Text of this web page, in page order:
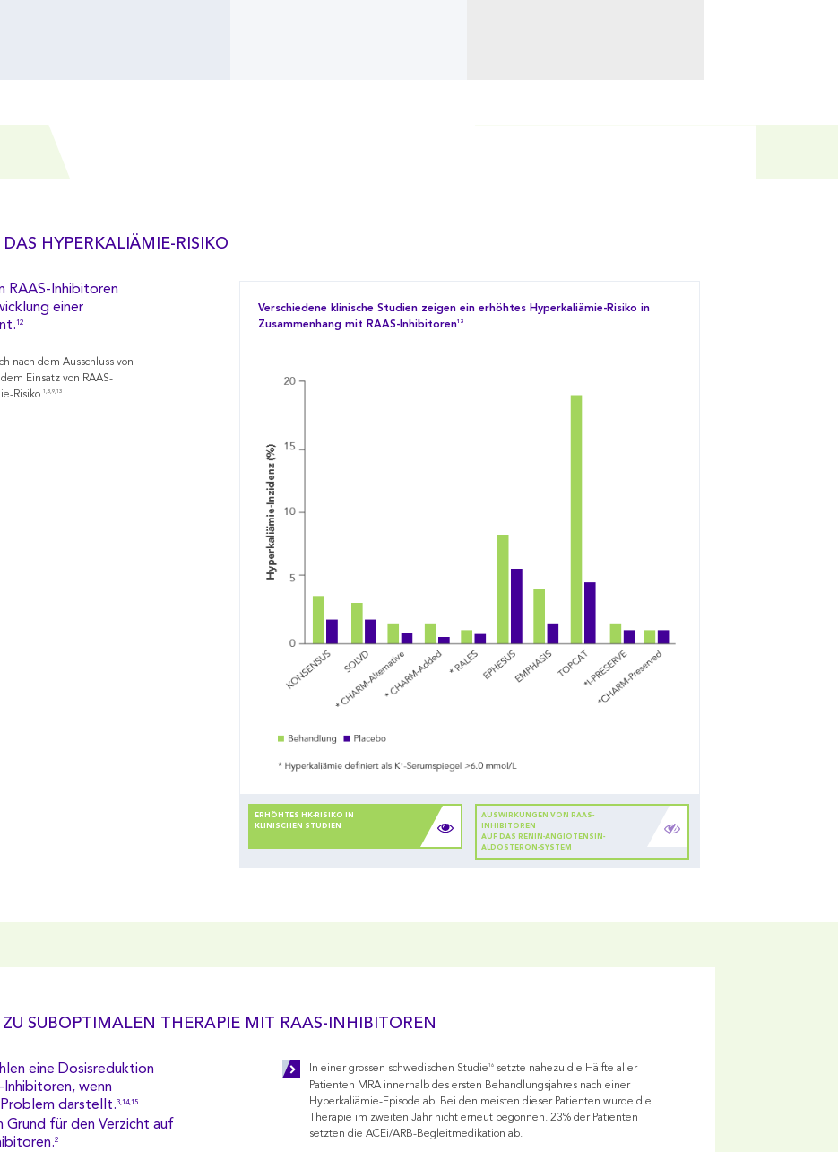
HYPERKALIÄMIE-RISIKO
RAAS-Inhibitoren
einer
12
nach dem Ausschluss von
Einsatz von RAAS-
Risiko.1,8,9,13
Verschiedene klinische Studien zeigen ein erhöhtes Hyperkaliämie-Risiko in
Zusammenhang mit RAAS-Inhibitoren13
ERHÖHTES HK-RISIKO IN
KLINISCHEN STUDIEN
AUSWIRKUNGEN VON RAAS-
INHIBITOREN
AUF DAS RENIN-ANGIOTENSIN-
ALDOSTERON-SYSTEM
SUBOPTIMALEN THERAPIE MIT RAAS-INHIBITOREN
eine Dosisreduktion
wenn
darstellt.3,14,15
für den Verzicht auf
2
In einer grossen schwedischen Studie16setzte nahezu die Hälfte aller
Patienten MRA innerhalb des ersten Behandlungsjahres nach einer
Hyperkaliämie-Episode ab. Bei den meisten dieser Patienten wurde die
Therapie im zweiten Jahr nicht erneut begonnen. 23% der Patienten
setzten die ACEi/ARB-Begleitmedikation ab.